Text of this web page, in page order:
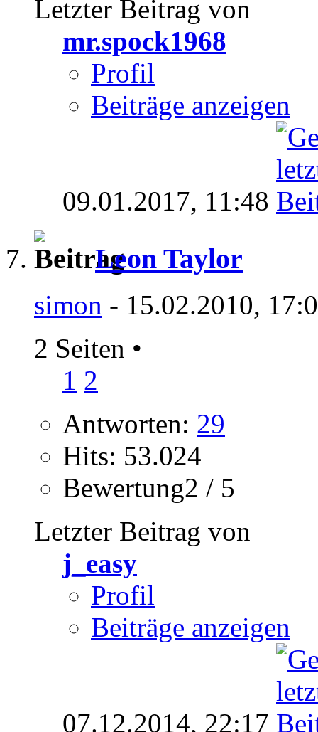
Letzter Beitrag von
mr.spock1968
Profil
Beiträge anzeigen
09.01.2017, 11:48
Leon Taylor
simon - 15.02.2010,
2 Seiten •
1 2
Antworten: 29
Hits: 53.024
Bewertung2 / 5
Letzter Beitrag von
j_easy
Profil
Beiträge anzeigen
07.12.2014, 22:17